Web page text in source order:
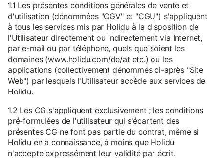
1.1 Les présentes conditions générales de vente et
d'utilisation (dénommées "CGV" et "CGU") s'appliquent
à tous les services mis par Holidu à la disposition de
l'Utilisateur directement ou indirectement via Internet,
par e-mail ou par téléphone, quels que soient les
domaines (www.holidu.com/de/at etc.) ou les
applications (collectivement dénommés ci-après "Site
Web") par lesquels l'Utilisateur accède aux services de
Holidu.
1.2 Les CG s'appliquent exclusivement ; les conditions
pré-formulées de l'utilisateur qui s'écartent des
présentes CG ne font pas partie du contrat, même si
Holidu en a connaissance, à moins que Holidu
n'accepte expressément leur validité par écrit.